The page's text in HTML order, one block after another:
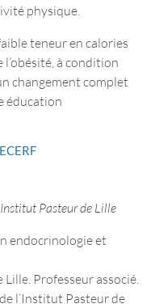
physique.
teneur en calories
à condition
changement complet
éducation
Pasteur de Lille
endocrinologie et
Professeur associé.
l’Institut Pasteur de